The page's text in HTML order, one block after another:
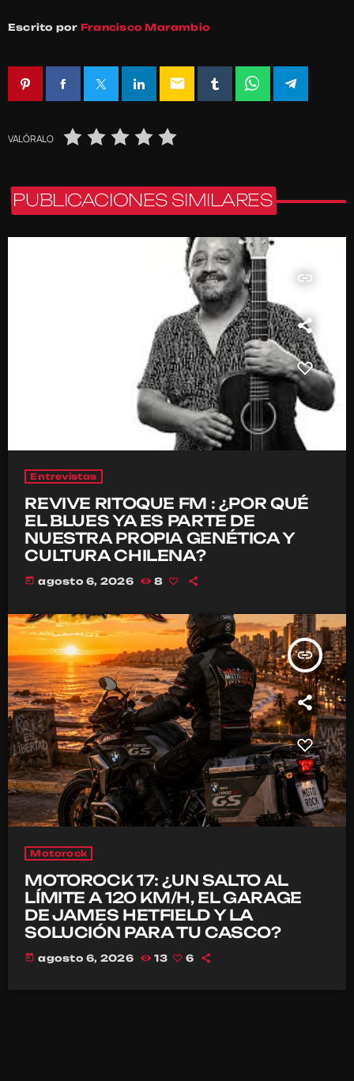
Escrito por Francisco Marambio
email
VALÓRALO
PUBLICACIONES SIMILARES
insert_link
Entrevistas
REVIVE RITOQUE FM : ¿POR QUÉ
EL BLUES YA ES PARTE DE
NUESTRA PROPIA GENÉTICA Y
CULTURA CHILENA?
today agosto 6, 2026 8
insert_link
Motorock
MOTOROCK 17: ¿UN SALTO AL
LÍMITE A 120 KM/H, EL GARAGE
DE JAMES HETFIELD Y LA
SOLUCIÓN PARA TU CASCO?
today agosto 6, 2026 13 6